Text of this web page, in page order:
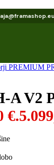
PREMIUM
A V2
€.